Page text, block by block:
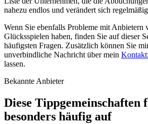
nahezu endlos und verändert sich
Wenn Sie ebenfalls Probleme mit Anbietern
Glücksspielen haben, finden Sie auf dieser
häufigsten Fragen. Zusätzlich können Sie
unverbindliche Nachricht über mein
lassen.
Bekannte Anbieter
Diese Tippgemeinschaften
besonders häufig auf